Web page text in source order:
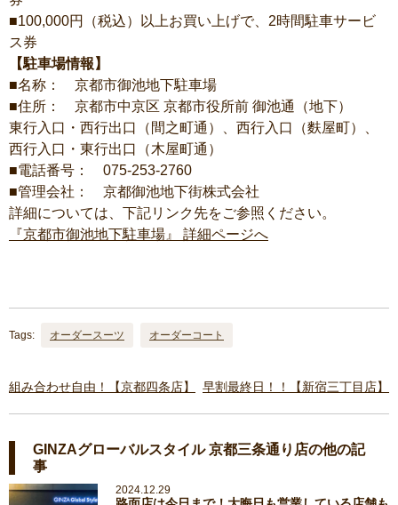
■100,000円（税込）以上お買い上げで、2時間駐車サービ
ス券
【駐車場情報】
■名称： 京都市御池地下駐車場
■住所： 京都市中京区 京都市役所前 御池通（地下）
東行入口・西行出口（間之町通）、西行入口（麩屋町）、
西行入口・東行出口（木屋町通）
■電話番号： 075-253-2760
■管理会社： 京都御池地下街株式会社
詳細については、下記リンク先をご参照ください。
『京都市御池地下駐車場』 詳細ページへ
Tags: オーダースーツ オーダーコート
組み合わせ自由！【京都四条店】 早割最終日！！【新宿三丁目店】
GINZAグローバルスタイル 京都三条通り店の他の記
事
2024.12.29